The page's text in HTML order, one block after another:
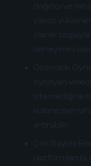
dağıtıcı ve
yavaş
olarak
deneyimini
Otomatik
oynayan
istemediğine
kullanıcıları
artırabilir.
Çok Sayıda
platformlarda,